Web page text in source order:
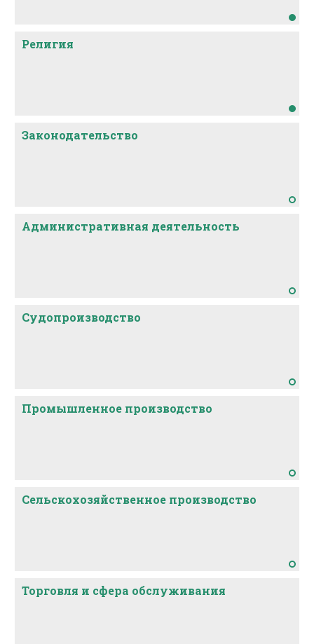
Религия
Законодательство
Административная деятельность
Судопроизводство
Промышленное производство
Сельскохозяйственное производство
Торговля и сфера обслуживания